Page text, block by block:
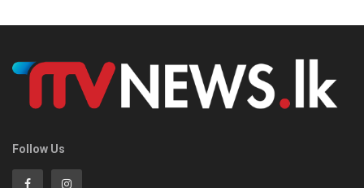
Follow Us